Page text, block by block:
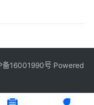
备16001990号 Powered